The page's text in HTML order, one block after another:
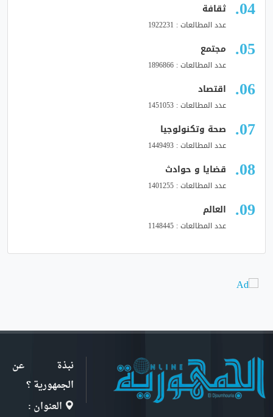
ثقافة
عدد المطالعات : 1922231
مجتمع
عدد المطالعات : 1896866
اقتصاد
عدد المطالعات : 1451053
صحة وتكنولوجيا
عدد المطالعات : 1449493
قضايا و حوادث
عدد المطالعات : 1401255
العالم
عدد المطالعات : 1148445
نبذة عن
الجمهورية ؟
العنوان :